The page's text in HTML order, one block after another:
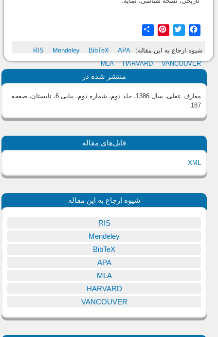
Facebook
Twitter
Pinterest
شیوه ارجاع به این مقاله: RIS Mendeley BibTeX
APA
MLA
HARVARD VANCOUVER
منتشر شده در
معارف عقلی، سال 1386، جلد دوم، شماره دوم، پیاپی 6، تابستان
، صفحه
187
فایل‌های مقاله
XML
شیوه ارجاع به این مقاله
RIS
Mendeley
BibTeX
APA
MLA
HARVARD
VANCOUVER